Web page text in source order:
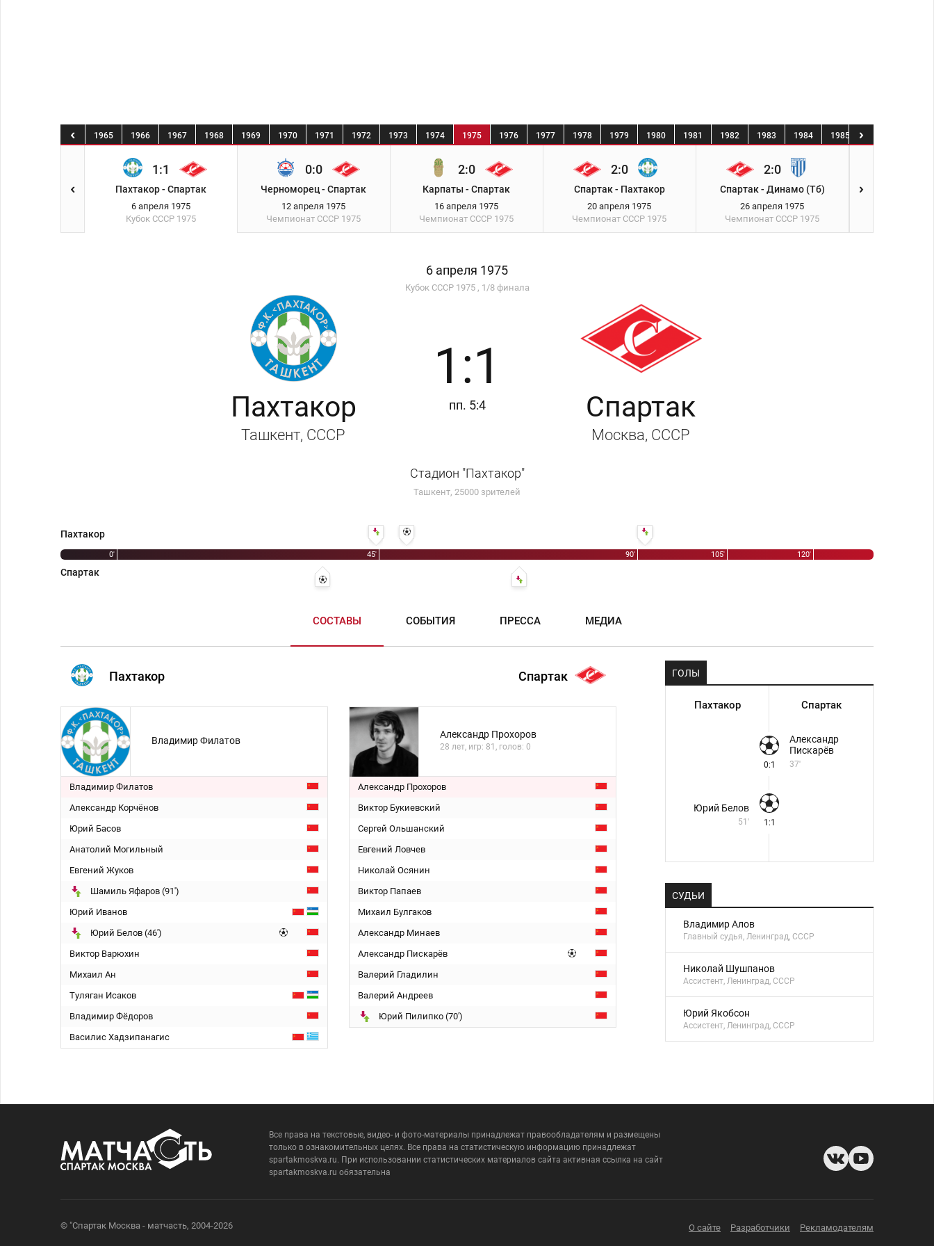
1964 1965 1966 1967 1968 1969 1970 1971 1972 1973 1974 1975 1976 1977 1978 1979 1980 1981 1982 1983 1984 1985
1:1
Пахтакор - Спартак
6 апреля 1975
Кубок СССР 1975
0:0
Черноморец - Спартак
12 апреля 1975
Чемпионат СССР 1975
2:0
Карпаты - Спартак
16 апреля 1975
Чемпионат СССР 1975
2:0
Спартак - Пахтакор
20 апреля 1975
Чемпионат СССР 1975
2:0
Спартак - Динамо (Тб)
26 апреля 1975
Чемпионат СССР 1975
6 апреля 1975
Кубок СССР 1975 , 1/8 финала
Пахтакор
Ташкент, СССР
1:1
пп. 5:4 Спартак
Москва, СССР
Стадион "Пахтакор"
Ташкент, 25000 зрителей
0' 45' 90' 105' 120'
Пахтакор
Спартак
46' Юрий Иванов - Юрий Белов
СОСТАВЫ СОБЫТИЯ ПРЕССА МЕДИА
Пахтакор Спартак
Владимир Филатов
Владимир Филатов
Александр Корчёнов
Юрий Басов
Анатолий Могильный
Евгений Жуков
Шамиль Яфаров (91')
Юрий Иванов
Юрий Белов (46')
Виктор Варюхин
Михаил Ан
Туляган Исаков
Владимир Фёдоров
Василис Хадзипанагис
Александр Прохоров
28 лет, игр: 81, голов: 0
Александр Прохоров
Виктор Букиевский
Сергей Ольшанский
Евгений Ловчев
Николай Осянин
Виктор Папаев
Михаил Булгаков
Александр Минаев
Александр Пискарёв
Валерий Гладилин
Валерий Андреев
Юрий Пилипко (70')
ГОЛЫ
Пахтакор Спартак
0:1
Александр
Пискарёв
37'
Юрий Белов
51' 1:1
СУДЬИ
Владимир Алов
Главный судья, Ленинград, СССР
Николай Шушпанов
Ассистент, Ленинград, СССР
Юрий Якобсон
Ассистент, Ленинград, СССР
Все права на текстовые, видео- и фото-материалы принадлежат правообладателям и размещены
только в ознакомительных целях. Все права на статистическую информацию принадлежат
spartakmoskva.ru. При использовании статистических материалов сайта активная ссылка на сайт
spartakmoskva.ru обязательна
© "Спартак Москва - матчасть, 2004-2026 О сайте Разработчики Рекламодателям